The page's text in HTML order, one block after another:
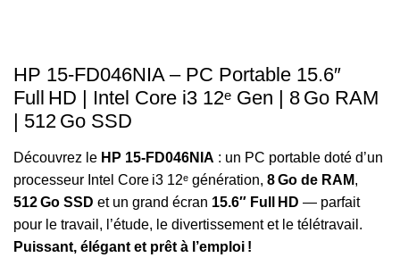
HP 15‑FD046NIA – PC Portable 15.6″
Full HD | Intel Core i3 12ᵉ Gen | 8 Go RAM
| 512 Go SSD
Découvrez le HP 15‑FD046NIA : un PC portable doté d’un
processeur Intel Core i3 12ᵉ génération, 8 Go de RAM,
512 Go SSD et un grand écran 15.6″ Full HD — parfait
pour le travail, l’étude, le divertissement et le télétravail.
Puissant, élégant et prêt à l’emploi !